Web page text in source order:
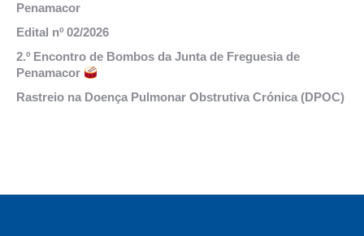
Penamacor
Edital nº 02/2026
2.º Encontro de Bombos da Junta de Freguesia de
Penamacor
Rastreio na Doença Pulmonar Obstrutiva Crónica (DPOC)